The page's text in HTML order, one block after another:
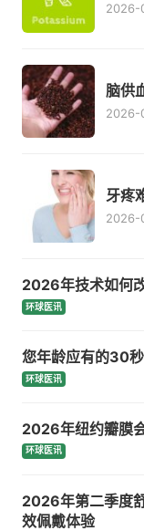
2026-
脑供
2026-
牙疼
2026-
2026年技术如何
环球医讯
您年龄应有的30
环球医讯
2026年纽约瓣膜
环球医讯
2026年第二季度
效佩戴体验